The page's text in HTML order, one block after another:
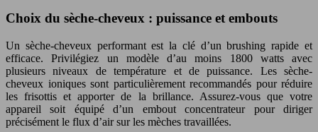
Choix du sèche-cheveux : puissance et embouts
Un sèche-cheveux performant est la clé d’un brushing rapide et
efficace. Privilégiez un modèle d’au moins 1800 watts avec
plusieurs niveaux de température et de puissance. Les sèche-
cheveux ioniques sont particulièrement recommandés pour réduire
les frisottis et apporter de la brillance. Assurez-vous que votre
appareil soit équipé d’un embout concentrateur pour diriger
précisément le flux d’air sur les mèches travaillées.